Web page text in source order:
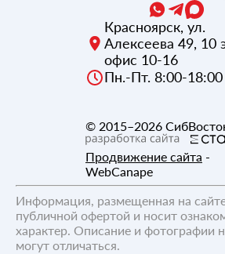
Красноярск, ул.
Алексеева 49, 10
офис 10-16
Пн.-Пт. 8:00-18:00
© 2015–2026
Продвижение сайта -
WebCanape
Информация, размещенная на
публичной офертой и носит
характер. Описание и фотографии
могут отличаться.